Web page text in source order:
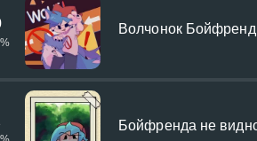
%
Волчонок Бойфренд
Бойфренда не